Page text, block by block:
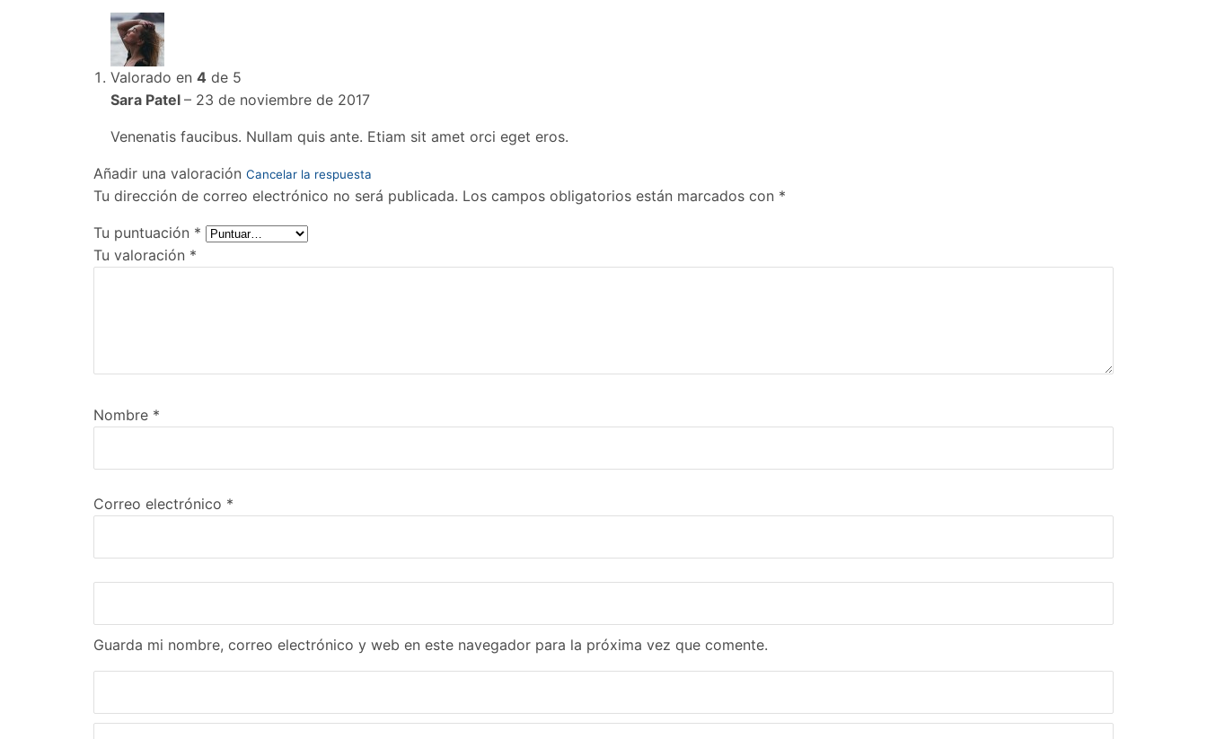
Valorado en4 de 5
Sara Patel– 23 de noviembre de 2017
Venenatis faucibus. Nullam quis ante. Etiam sit amet orci eget eros.
Añadir una valoración Cancelar la respuesta
Tu dirección de correo electrónico no será publicada. Los campos obligatorios están marcados con *
Tu puntuación *
Tu valoración *
Nombre *
Correo electrónico *
Guarda mi nombre, correo electrónico y web en este navegador para la próxima vez que comente.